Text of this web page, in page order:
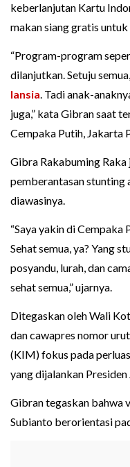
keberlanjutan Kartu
makan siang gratis untuk
“Program-program
dilanjutkan. Setuju
lansia. Tadi anak-
juga,” kata Gibran saat
Cempaka Putih, Jakarta
Gibra Rakabuming Raka
pemberantasan stunting
diawasinya.
“Saya yakin di Cempaka
Sehat semua, ya? Yang
posyandu, lurah, dan
sehat semua,” ujarnya.
Ditegaskan oleh Wali
dan cawapres nomor
(KIM) fokus pada
yang dijalankan
Gibran tegaskan bahwa
Subianto berorientasi